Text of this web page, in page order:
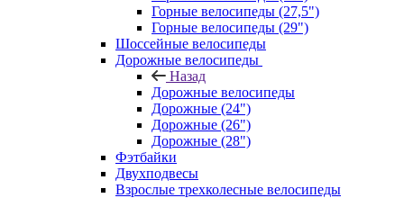
Горные велосипеды (27,5")
Горные велосипеды (29")
Шоссейные велосипеды
Дорожные велосипеды
Назад
Дорожные велосипеды
Дорожные (24")
Дорожные (26")
Дорожные (28")
Фэтбайки
Двухподвесы
Взрослые трехколесные велосипеды